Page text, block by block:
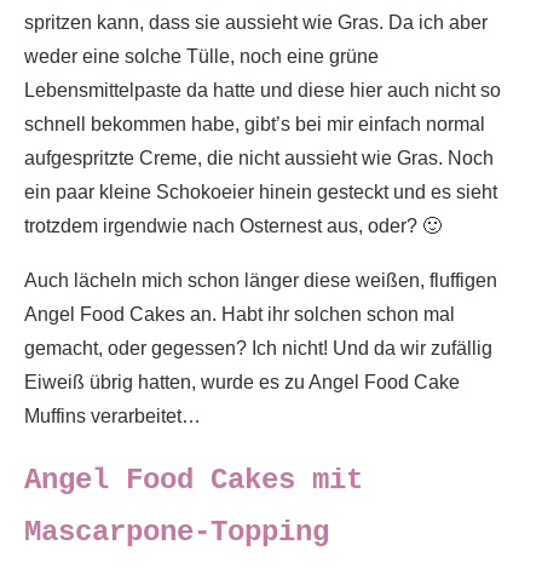
spritzen kann, dass sie aussieht wie Gras. Da ich aber
weder eine solche Tülle, noch eine grüne
Lebensmittelpaste da hatte und diese hier auch nicht so
schnell bekommen habe, gibt’s bei mir einfach normal
aufgespritzte Creme, die nicht aussieht wie Gras. Noch
ein paar kleine Schokoeier hinein gesteckt und es sieht
trotzdem irgendwie nach Osternest aus, oder? 🙂
Auch lächeln mich schon länger diese weißen, fluffigen
Angel Food Cakes an. Habt ihr solchen schon mal
gemacht, oder gegessen? Ich nicht! Und da wir zufällig
Eiweiß übrig hatten, wurde es zu Angel Food Cake
Muffins verarbeitet…
Angel Food Cakes mit
Mascarpone-Topping